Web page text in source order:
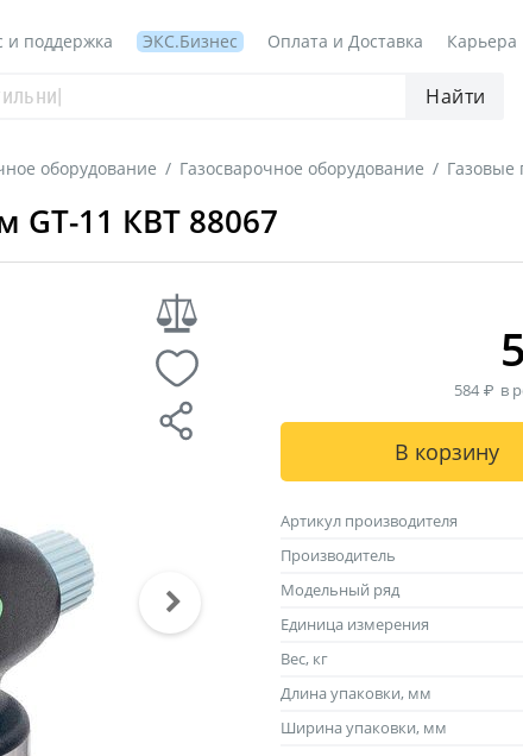
и поддержка ЭКС.Бизнес Оплата и Доставка Карьера
Найти
оборудование / Газосварочное оборудование / Газовые
GT-11 КВТ 88067
584 ₽в
В корзину
Артикул производителя
Производитель
Модельный ряд
Единица измерения
Вес, кг
Длина упаковки, мм
Ширина упаковки, мм